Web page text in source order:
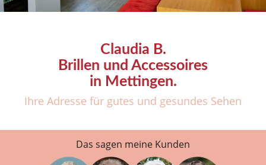
Claudia B.
Brillen und Accessoires
in Mettingen.
Ihre Adresse für gutes und gesundes Sehen
Das sagen meine Kunden